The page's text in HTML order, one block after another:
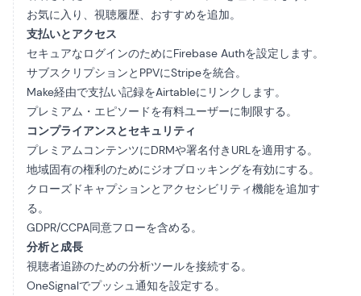
お気に入り、視聴履歴、おすすめを追加。
支払いとアクセス
セキュアなログインのためにFirebase Authを設定します。
サブスクリプションとPPVにStripeを統合。
Make経由で支払い記録をAirtableにリンクします。
プレミアム・エピソードを有料ユーザーに制限する。
コンプライアンスとセキュリティ
プレミアムコンテンツにDRMや署名付きURLを適用する。
地域固有の権利のためにジオブロッキングを有効にする。
クローズドキャプションとアクセシビリティ機能を追加す
る。
GDPR/CCPA同意フローを含める。
分析と成長
視聴者追跡のための分析ツールを接続する。
OneSignalでプッシュ通知を設定する。